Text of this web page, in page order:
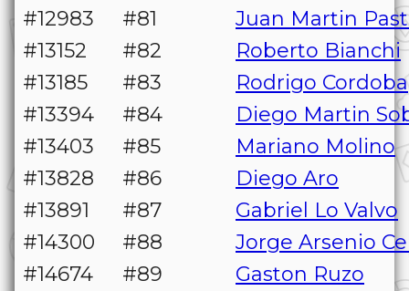
#12983
#81
Juan Martin
#13152
#82
Roberto Bianchi
#13185
#83
Rodrigo Cordoba
#13394
#84
Diego Martin
#13403
#85
Mariano Molino
#13828
#86
Diego Aro
#13891
#87
Gabriel Lo Valvo
#14300
#88
Jorge Arsenio
#14674
#89
Gaston Ruzo